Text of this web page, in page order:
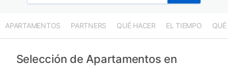
APARTAMENTOS PARTNERS QUÉ HACER EL TIEMPO QUÉ
Selección de Apartamentos en